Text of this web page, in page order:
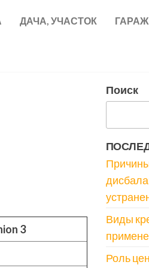
ДАЧА, УЧАСТОК
3
Поиск
Виды
Роль